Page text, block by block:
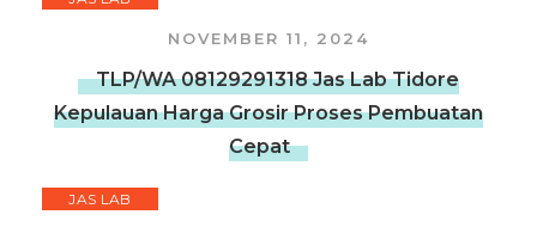
NOVEMBER 11, 2024
TLP/WA 08129291318 Jas Lab Tidore
Kepulauan Harga Grosir Proses Pembuatan
Cepat
JAS LAB